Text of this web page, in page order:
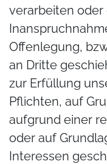
verarbeiten oder
Offenlegung,
an Dritte
zur Erfüllung
Pflichten, auf
aufgrund einer
oder auf
Interessen